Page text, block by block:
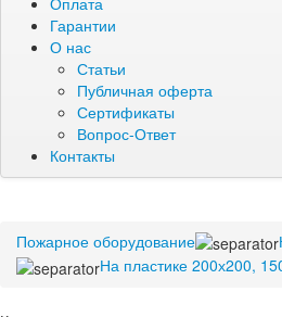
Гарантии
О нас
Статьи
Публичная оферта
Сертификаты
Вопрос-Ответ
Контакты
Пожарное оборудование
На пластике 200х200,